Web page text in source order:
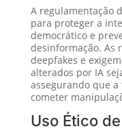
A regulamentação
para proteger a
democrático e
desinformação. As
deepfakes e
alterados por IA
assegurando que
cometer
Uso Ético